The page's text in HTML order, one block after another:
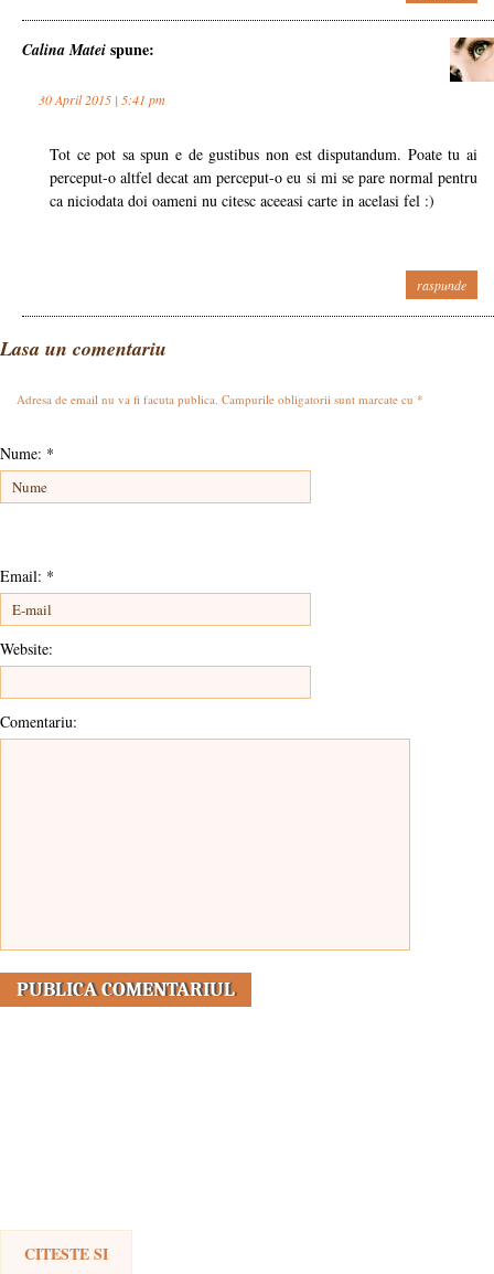
Calina Matei spune:
30 April 2015 | 5:41 pm
Tot ce pot sa spun e de gustibus non est disputandum. Poate tu ai
perceput-o altfel decat am perceput-o eu si mi se pare normal pentru
ca niciodata doi oameni nu citesc aceeasi carte in acelasi fel :)
raspunde
Lasa un comentariu
Adresa de email nu va fi facuta publica. Campurile obligatorii sunt marcate cu *
Nume: *
Email: *
Website:
Comentariu:
CITESTE SI